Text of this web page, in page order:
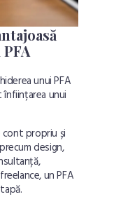
unui PFA
unui
cont propriu și
design,
un PFA